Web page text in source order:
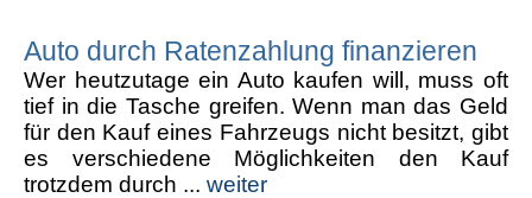
Auto durch Ratenzahlung finanzieren
Wer heutzutage ein Auto kaufen will, muss oft
tief in die Tasche greifen. Wenn man das Geld
für den Kauf eines Fahrzeugs nicht besitzt, gibt
es verschiedene Möglichkeiten den Kauf
trotzdem durch ... weiter